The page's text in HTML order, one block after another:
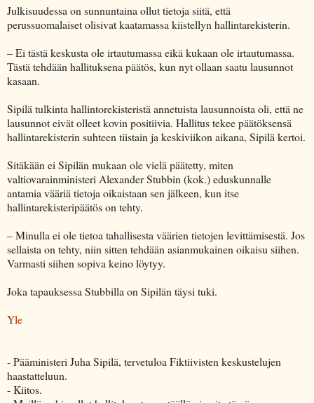
Julkisuudessa on sunnuntaina ollut tietoja siitä, että
perussuomalaiset olisivat kaatamassa kiistellyn hallintarekisterin.
– Ei tästä keskusta ole irtautumassa eikä kukaan ole irtautumassa.
Tästä tehdään hallituksena päätös, kun nyt ollaan saatu lausunnot
kasaan.
Sipilä tulkinta hallintorekisteristä annetuista lausunnoista oli, että ne
lausunnot eivät olleet kovin positiivia. Hallitus tekee päätöksensä
hallintarekisterin suhteen tiistain ja keskiviikon aikana, Sipilä kertoi.
Sitäkään ei Sipilän mukaan ole vielä päätetty, miten
valtiovarainministeri Alexander Stubbin (kok.) eduskunnalle
antamia vääriä tietoja oikaistaan sen jälkeen, kun itse
hallintarekisteripäätös on tehty.
– Minulla ei ole tietoa tahallisesta väärien tietojen levittämisestä. Jos
sellaista on tehty, niin sitten tehdään asianmukainen oikaisu siihen.
Varmasti siihen sopiva keino löytyy.
Joka tapauksessa Stubbilla on Sipilän täysi tuki.
Yle
- Pääministeri Juha Sipilä, tervetuloa Fiktiivisten keskustelujen
haastatteluun.
- Kiitos.